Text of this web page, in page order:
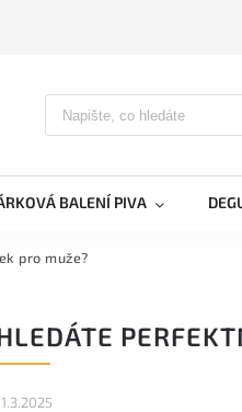
BALENÍ PIVA
pro muže?